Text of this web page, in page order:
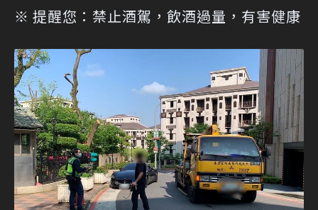
※ 提醒您：禁止酒駕，飲酒過量，有害健康